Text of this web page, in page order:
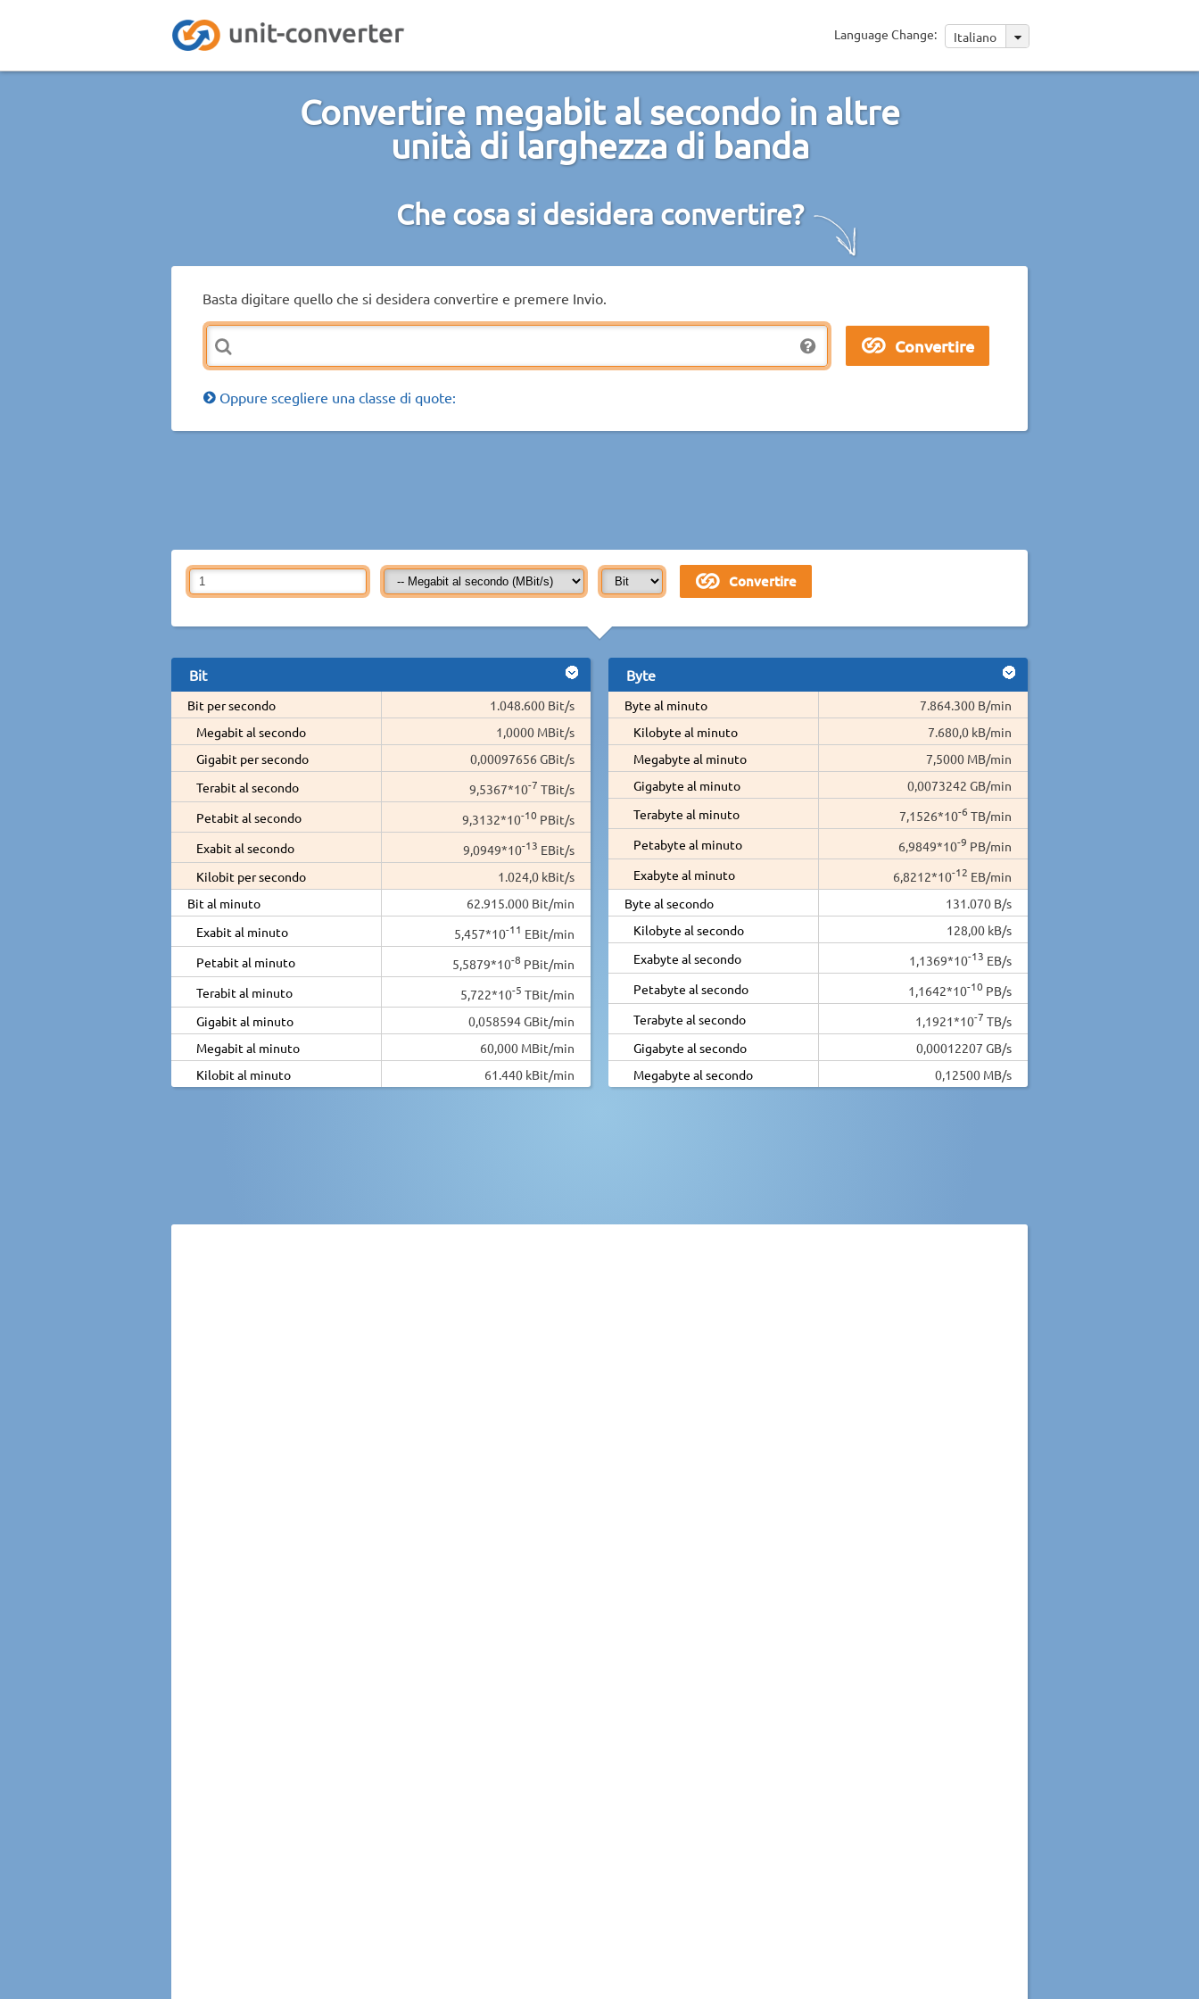
Language Change: Italiano
Convertire megabit al secondo in altre
unità di larghezza di banda
Che cosa si desidera convertire?
Basta digitare quello che si desidera convertire e premere Invio.
Oppure scegliere una classe di quote:
Bit
Bit per secondo
1.048.600 Bit/s
Megabit al secondo
1,0000 MBit/s
Gigabit per secondo
0,00097656 GBit/s
Terabit al secondo
9,5367*10-7 TBit/s
Petabit al secondo
9,3132*10-10 PBit/s
Exabit al secondo
9,0949*10-13 EBit/s
Kilobit per secondo
1.024,0 kBit/s
Bit al minuto
62.915.000 Bit/min
Exabit al minuto
5,457*10-11 EBit/min
Petabit al minuto
5,5879*10-8 PBit/min
Terabit al minuto
5,722*10-5 TBit/min
Gigabit al minuto
0,058594 GBit/min
Megabit al minuto
60,000 MBit/min
Kilobit al minuto
61.440 kBit/min
Byte
Byte al minuto
7.864.300 B/min
Kilobyte al minuto
7.680,0 kB/min
Megabyte al minuto
7,5000 MB/min
Gigabyte al minuto
0,0073242 GB/min
Terabyte al minuto
7,1526*10-6 TB/min
Petabyte al minuto
6,9849*10-9 PB/min
Exabyte al minuto
6,8212*10-12 EB/min
Byte al secondo
131.070 B/s
Kilobyte al secondo
128,00 kB/s
Exabyte al secondo
1,1369*10-13 EB/s
Petabyte al secondo
1,1642*10-10 PB/s
Terabyte al secondo
1,1921*10-7 TB/s
Gigabyte al secondo
0,00012207 GB/s
Megabyte al secondo
0,12500 MB/s